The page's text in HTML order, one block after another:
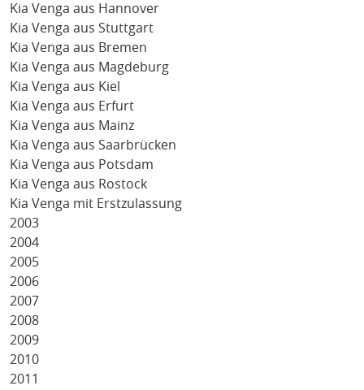
Kia Venga aus Hannover
Kia Venga aus Stuttgart
Kia Venga aus Bremen
Kia Venga aus Magdeburg
Kia Venga aus Kiel
Kia Venga aus Erfurt
Kia Venga aus Mainz
Kia Venga aus Saarbrücken
Kia Venga aus Potsdam
Kia Venga aus Rostock
Kia Venga mit Erstzulassung
2003
2004
2005
2006
2007
2008
2009
2010
2011